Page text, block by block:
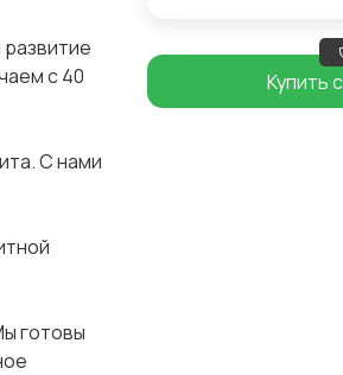
с 40
С нами
готовы
Купить